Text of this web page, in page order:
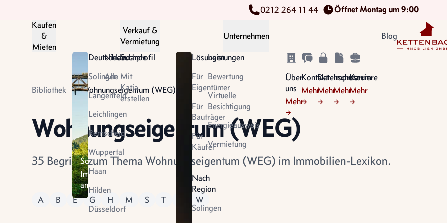
0212 264 11 44
Öffnet Montag um 9:00
Kaufen
&
Mieten
Solingen
Immobilien
ansehen
Niederlande
Das
Land
der
Tulpen
entdecken
Deutschland
Solingen
Langenfeld
Leichlingen
Remscheid
Wuppertal
Haan
Hilden
Düsseldorf
Niederlande
Alle
Suchprofil
Mit
Katja
erstellen
Verkauf &
Vermietung
Lösungen
Für
Eigentümer
Für
Bauträger
Für
Käufer
Nach
Region
Solingen
Leistungen
Bewertung
Virtuelle
Besichtigung
Energieausweis
Vermietung
Unternehmen
Über
uns
Mehr
→
Kontakt
Mehr
→
Datenschutz
Mehr
→
Impressum
Mehr
→
Karriere
Mehr
→
Blog Kettenbach
Bibliothek Wohnungseigentum (WEG)
Wohnungseigentum (WEG)
35 Begriffe zum Thema Wohnungseigentum (WEG) im Immobilien-Lexikon.
A B E G H M S T W